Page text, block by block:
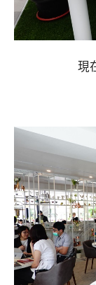
現